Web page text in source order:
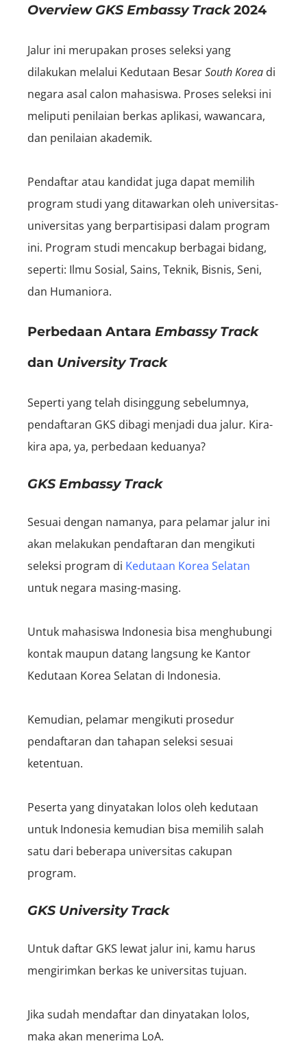
Overview GKS Embassy Track2024
Jalur ini merupakan proses seleksi yang
dilakukan melalui Kedutaan BesarSouth Korea di
negara asal calon mahasiswa. Proses seleksi ini
meliputi penilaian berkas aplikasi, wawancara,
dan penilaian akademik.
Pendaftar atau kandidat juga dapat memilih
program studi yang ditawarkan oleh universitas-
universitas yang berpartisipasi dalam program
ini. Program studi mencakup berbagai bidang,
seperti: Ilmu Sosial, Sains, Teknik, Bisnis, Seni,
dan Humaniora.
Perbedaan Antara Embassy Track
dan University Track
Seperti yang telah disinggung sebelumnya,
pendaftaran GKS dibagi menjadi dua jalur. Kira-
kira apa, ya, perbedaan keduanya?
GKS Embassy Track
Sesuai dengan namanya, para pelamar jalur ini
akan melakukan pendaftaran dan mengikuti
seleksi program di Kedutaan Korea Selatan
untuk negara masing-masing.
Untuk mahasiswa Indonesia bisa menghubungi
kontak maupun datang langsung ke Kantor
Kedutaan Korea Selatan di Indonesia.
Kemudian, pelamar mengikuti prosedur
pendaftaran dan tahapan seleksi sesuai
ketentuan.
Peserta yang dinyatakan lolos oleh kedutaan
untuk Indonesia kemudian bisa memilih salah
satu dari beberapa universitas cakupan
program.
GKS University Track
Untuk daftar GKS lewat jalur ini, kamu harus
mengirimkan berkas ke universitas tujuan.
Jika sudah mendaftar dan dinyatakan lolos,
maka akan menerima LoA.